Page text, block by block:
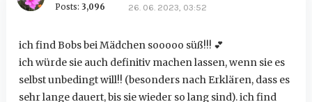
Posts: 3,096 26. 06. 2023, 03:52
ich find Bobs bei Mädchen sooooo süß!!! 💕
ich würde sie auch definitiv machen lassen, wenn sie es
selbst unbedingt will!! (besonders nach Erklären, dass es
sehr lange dauert, bis sie wieder so lang sind). ich find